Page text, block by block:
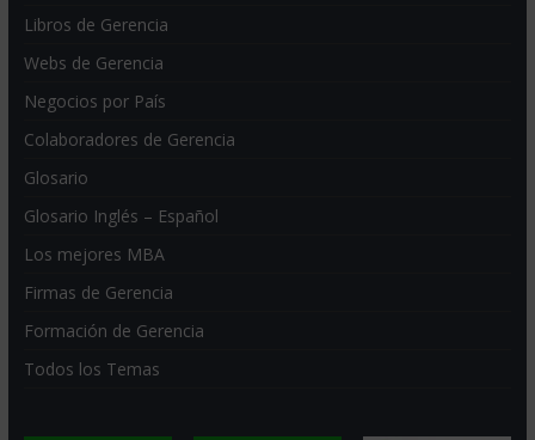
Libros de Gerencia
Webs de Gerencia
Negocios por País
Colaboradores de Gerencia
Glosario
Glosario Inglés – Español
Los mejores MBA
Firmas de Gerencia
Formación de Gerencia
Todos los Temas